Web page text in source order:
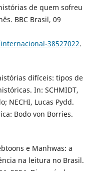
de quem sofreu
BBC Brasil, 09
38527022.
difíceis: tipos de
In: SCHMIDT,
NECHI, Lucas Pydd.
Bodo von Borries.
e Manhwas: a
na leitura no Brasil.